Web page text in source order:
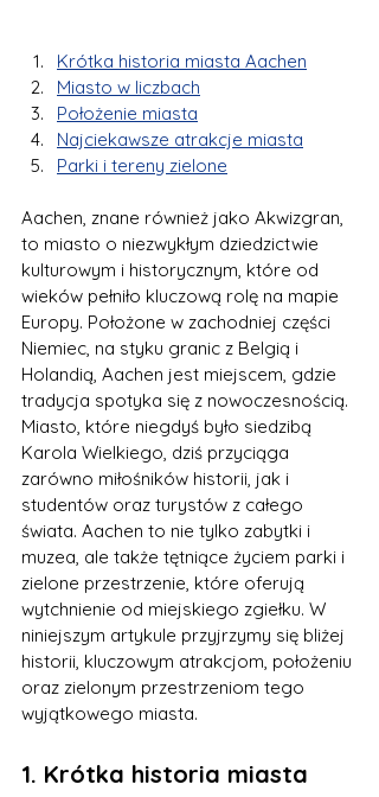
Krótka historia miasta Aachen
Miasto w liczbach
Położenie miasta
Najciekawsze atrakcje miasta
Parki i tereny zielone
Aachen, znane również jako Akwizgran,
to miasto o niezwykłym dziedzictwie
kulturowym i historycznym, które od
wieków pełniło kluczową rolę na mapie
Europy. Położone w zachodniej części
Niemiec, na styku granic z Belgią i
Holandią, Aachen jest miejscem, gdzie
tradycja spotyka się z nowoczesnością.
Miasto, które niegdyś było siedzibą
Karola Wielkiego, dziś przyciąga
zarówno miłośników historii, jak i
studentów oraz turystów z całego
świata. Aachen to nie tylko zabytki i
muzea, ale także tętniące życiem parki i
zielone przestrzenie, które oferują
wytchnienie od miejskiego zgiełku. W
niniejszym artykule przyjrzymy się bliżej
historii, kluczowym atrakcjom, położeniu
oraz zielonym przestrzeniom tego
wyjątkowego miasta.
1. Krótka historia miasta